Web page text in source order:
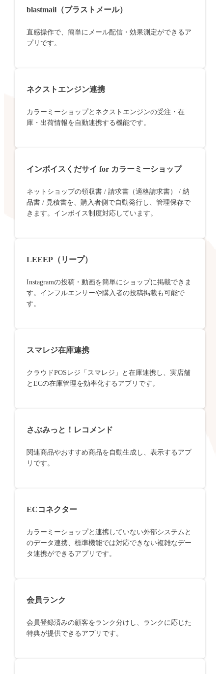
blastmail（ブラストメール）
直感操作で、簡単にメール配信・効果測定ができるア
プリです。
ネクストエンジン連携
カラーミーショップとネクストエンジンの受注・在
庫・出荷情報を自動連携する機能です。
インボイスくだサイ for カラーミーショップ
ネットショップの領収書 / 請求書（適格請求書） / 納
品書 / 見積書を、購入者側で自動発行し、管理保存で
きます。インボイス制度対応しています。
LEEEP（リープ）
Instagramの投稿・動画を簡単にショップに掲載できま
す。インフルエンサーや購入者の投稿掲載も可能で
す。
スマレジ在庫連携
クラウドPOSレジ「スマレジ」と在庫連携し、実店舗
とECの在庫管理を効率化するアプリです。
さぶみっと！レコメンド
関連商品やおすすめ商品を自動生成し、表示するアプ
リです。
ECコネクター
カラーミーショップと連携していない外部システムと
のデータ連携、標準機能では対応できない複雑なデー
タ連携ができるアプリです。
会員ランク
会員登録済みの顧客をランク分けし、ランクに応じた
特典が提供できるアプリです。